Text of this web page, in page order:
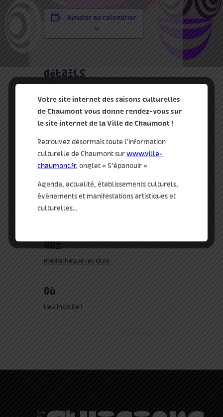
Ajouter au calendrier
détails
2 Nov 2022
Heure :
tags :
lecture
où
lieu insolite !
qui
médiathèque les silos
Votre site internet des saisons culturelles
de Chaumont vous donne rendez-vous sur
le site internet de la Ville de Chaumont !
Retrouvez désormais toute l’information
culturelle de Chaumont surwww.ville-
chaumont.fr, onglet « S’épanouir »
Agenda, actualité, établissements culturels,
évènements et manifestations artistiques et
culturelles…